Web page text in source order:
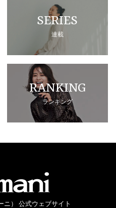
SERIES
連載
RANKING
ランキング
ニ） 公式ウェブサイト